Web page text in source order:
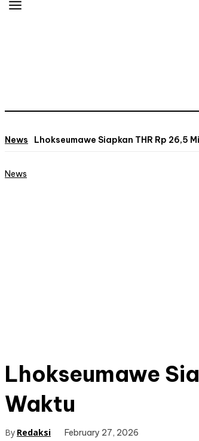
News Lhokseumawe Siapkan THR Rp 26,5
News
Lhokseumawe
Waktu
By Redaksi February 27, 2026